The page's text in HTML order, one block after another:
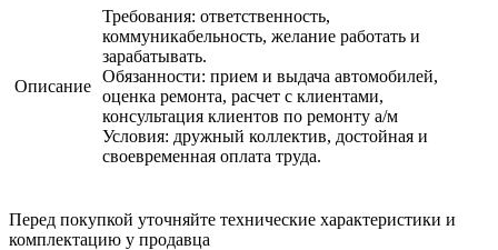
Описание
Требования: ответственность,
коммуникабельность, желание работать и
зарабатывать.
Обязанности: прием и выдача автомобилей,
оценка ремонта, расчет с клиентами,
консультация клиентов по ремонту а/м
Условия: дружный коллектив, достойная и
своевременная оплата труда.
Перед покупкой уточняйте технические характеристики и
комплектацию у продавца